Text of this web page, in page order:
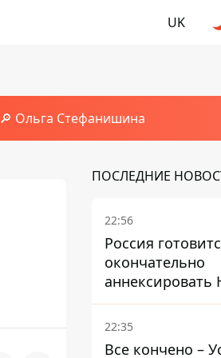
UK
🔎 Ольга Стефанишина
ПОСЛЕДНИЕ
22:56
Россия
окончательно
Осетию –
обеспокоены
22:35
Все кончено –